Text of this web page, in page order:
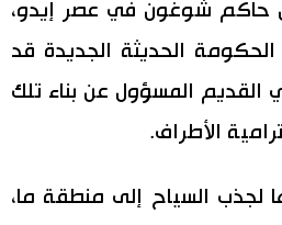
حاكم شوغون في عصر إيدو،
الحكومة الحديثة الجديدة قد
القديم المسؤول عن بناء تلك
الأطراف.
لجذب السياح إلى منطقة ما،